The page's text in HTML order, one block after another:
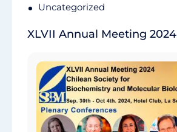
Uncategorized
XLVII Annual Meeting 2024